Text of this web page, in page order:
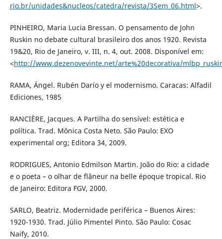
rio.br/unidades&nucleos/catedra/revista/3Sem_06.html>.
PINHEIRO, Maria Lucia Bressan. O pensamento de John
Ruskin no debate cultural brasileiro dos anos 1920. Revista
19&20, Rio de Janeiro, v. III, n. 4, out. 2008. Disponível em:
<http://www.dezenovevinte.net/arte%20decorativa/
RAMA, Ángel. Rubén Darío y el modernismo. Caracas: Alfadil
Ediciones, 1985
RANCIÈRE, Jacques. A Partilha do sensível: estética e
política. Trad. Mônica Costa Neto. São Paulo: EXO
experimental org; Editora 34, 2009.
RODRIGUES, Antonio Edmilson Martin. João do Rio: a cidade
e o poeta – o olhar de flâneur na belle époque tropical. Rio
de Janeiro: Editora FGV, 2000.
SARLO, Beatriz. Modernidade periférica – Buenos Aires:
1920-1930. Trad. Júlio Pimentel Pinto. São Paulo: Cosac
Naify, 2010.